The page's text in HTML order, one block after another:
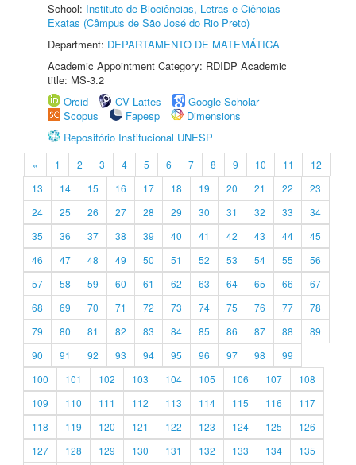
School: Instituto de Biociências, Letras e Ciências
Exatas (Câmpus de São José do Rio Preto)
Department: DEPARTAMENTO DE MATEMÁTICA
Academic Appointment Category: RDIDP Academic
title: MS-3.2
Orcid
CV Lattes
Google Scholar
Scopus
Fapesp
Dimensions
Repositório Institucional UNESP
« 1 2 3 4 5 6 7 8 9 10 11
12
13
14 15 16 17 18 19 20 21 22
23
24
25 26 27 28 29 30 31 32 33
34
35
36 37 38 39 40 41 42 43 44
45
46
47 48 49 50 51 52 53 54 55
56
57
58 59 60 61 62 63 64 65 66
67
68
69 70 71 72 73 74 75 76 77
78
79
80 81 82 83 84 85 86 87 88
89
90
91 92 93 94 95 96 97 98
99
100
101 102 103 104 105 106 107
108
109
110 111 112 113 114 115 116
117
118
119 120 121 122 123 124 125
126
127
128 129 130 131 132 133 134
135